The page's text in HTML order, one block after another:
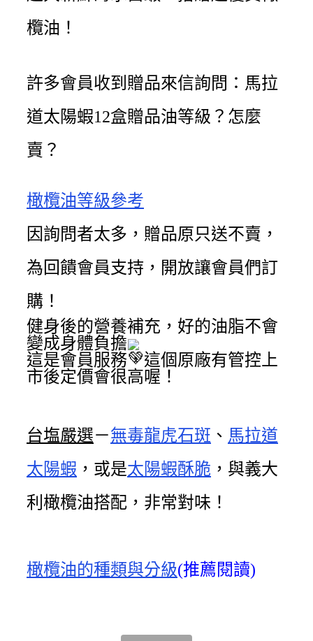
欖油！
許多會員收到贈品來信詢問：馬拉
道太陽蝦12盒贈品油等級？怎麼
賣？
橄欖油等級參考
因詢問者太多，贈品原只送不賣，
為回饋會員支持，開放讓會員們訂
購！
健身後的營養補充，好的油脂不會
變成身體負擔
這是會員服務，這個原廠有管控上
市後定價會很高喔！
台塩嚴選－無毒龍虎石斑 、 馬拉道
太陽蝦 ，或是太陽蝦酥脆 ，與義大
利橄欖油搭配，非常對味！
橄欖油的種類與分級(推薦閱讀)